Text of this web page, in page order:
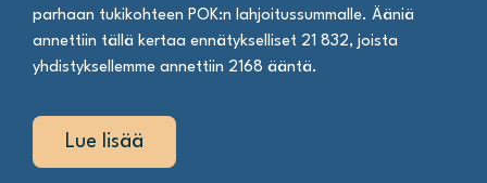
parhaan tukikohteen POK:n lahjoitussummalle. Ääniä
annettiin tällä kertaa ennätykselliset 21 832, joista
yhdistyksellemme annettiin 2168 ääntä.
Lue lisää